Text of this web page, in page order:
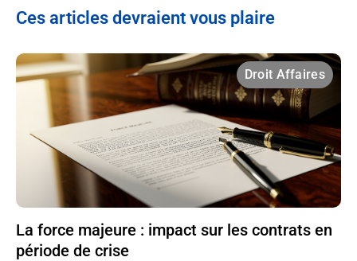
Ces articles devraient vous plaire
Droit Affaires
La force majeure : impact sur les contrats en
période de crise